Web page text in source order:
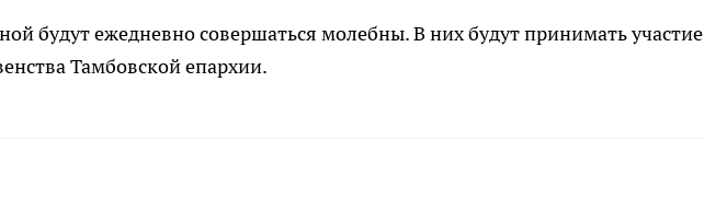
будут ежедневно совершаться молебны. В них будут принимать участие
Тамбовской епархии.